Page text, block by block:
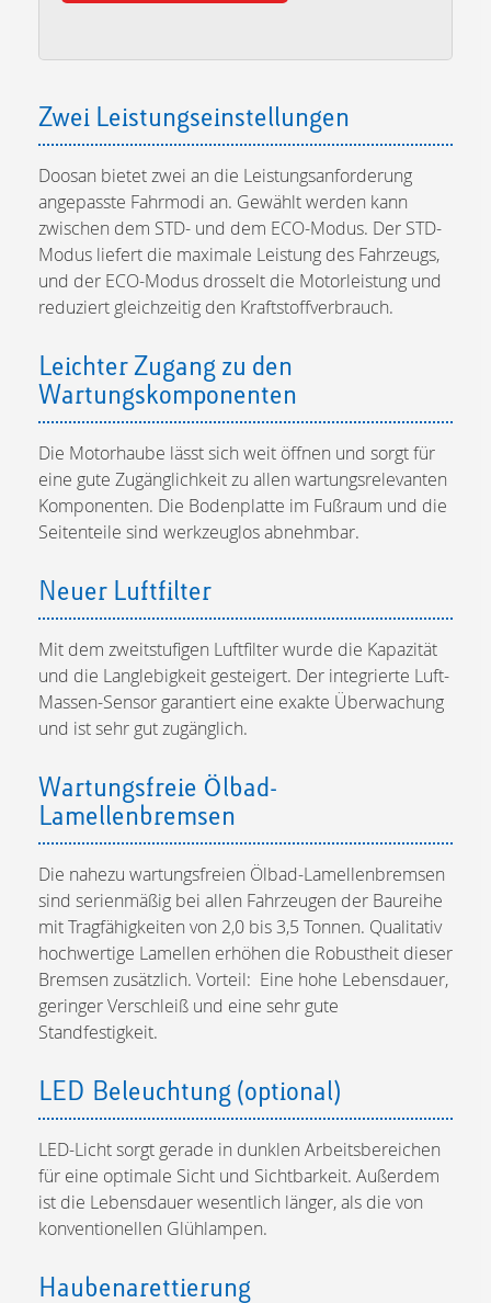
Zwei Leistungseinstellungen
Doosan bietet zwei an die Leistungsanforderung
angepasste Fahrmodi an. Gewählt werden kann
zwischen dem STD- und dem ECO-Modus. Der STD-
Modus liefert die maximale Leistung des Fahrzeugs,
und der ECO-Modus drosselt die Motorleistung und
reduziert gleichzeitig den Kraftstoffverbrauch.
Leichter Zugang zu den
Wartungskomponenten
Die Motorhaube lässt sich weit öffnen und sorgt für
eine gute Zugänglichkeit zu allen wartungsrelevanten
Komponenten. Die Bodenplatte im Fußraum und die
Seitenteile sind werkzeuglos abnehmbar.
Neuer Luftfilter
Mit dem zweitstufigen Luftfilter wurde die Kapazität
und die Langlebigkeit gesteigert. Der integrierte Luft-
Massen-Sensor garantiert eine exakte Überwachung
und ist sehr gut zugänglich.
Wartungsfreie Ölbad-
Lamellenbremsen
Die nahezu wartungsfreien Ölbad-Lamellenbremsen
sind serienmäßig bei allen Fahrzeugen der Baureihe
mit Tragfähigkeiten von 2,0 bis 3,5 Tonnen. Qualitativ
hochwertige Lamellen erhöhen die Robustheit dieser
Bremsen zusätzlich. Vorteil: Eine hohe Lebensdauer,
geringer Verschleiß und eine sehr gute
Standfestigkeit.
LED Beleuchtung (optional)
LED-Licht sorgt gerade in dunklen Arbeitsbereichen
für eine optimale Sicht und Sichtbarkeit. Außerdem
ist die Lebensdauer wesentlich länger, als die von
konventionellen Glühlampen.
Haubenarettierung